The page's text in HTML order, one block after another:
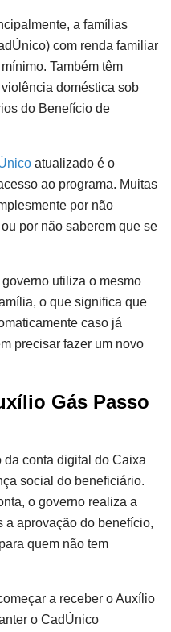
a famílias
com renda familiar
Também têm
doméstica sob
do Benefício de
atualizado é o
ao programa. Muitas
por não
por não saberem que se
utiliza o mesmo
o que significa que
caso já
precisar fazer um novo
Gás Passo
da conta digital do Caixa
social do beneficiário.
o governo realiza a
a aprovação do benefício,
quem não tem
a receber o Auxílio
o CadÚnico